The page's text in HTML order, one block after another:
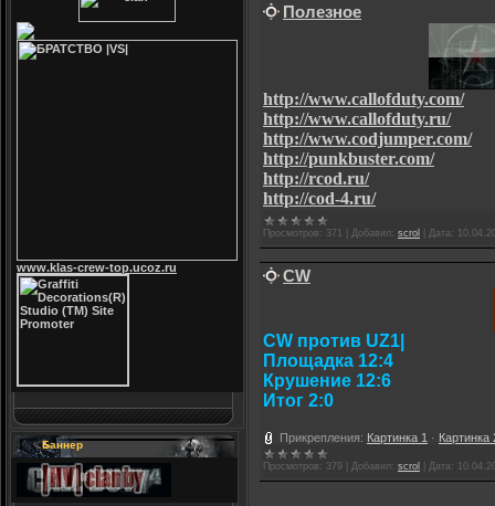
www.klas-crew-top.ucoz.ru
Баннер
Полезное
http://www.callofduty.com/
http://www.callofduty.ru/
http://www.codjumper.com/
http://punkbuster.com/
http://rcod.ru/
http://cod-4.ru/
Просмотров: 371 Добавил: scrol Дата:
CW
CW против UZ1|
Площадка 12:4
Крушение 12:6
Итог 2:0
Прикрепления: Картинка 1 · Картинка
Просмотров: 379 Добавил: scrol Дата: